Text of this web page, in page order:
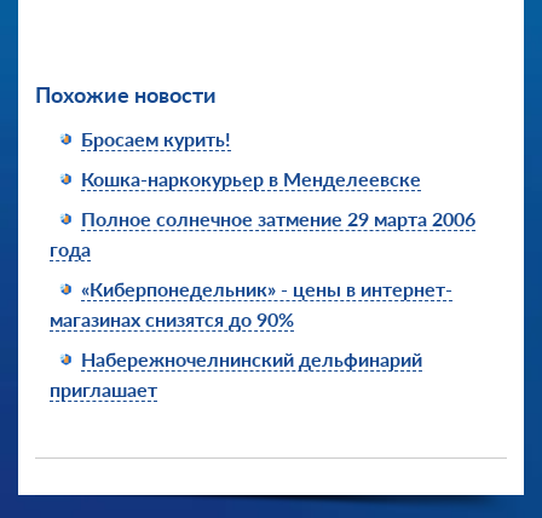
Похожие новости
Бросаем курить!
Кошка-наркокурьер в Менделеевске
Полное солнечное затмение 29 марта 2006
года
«Киберпонедельник» - цены в интернет-
магазинах снизятся до 90%
Набережночелнинский дельфинарий
приглашает